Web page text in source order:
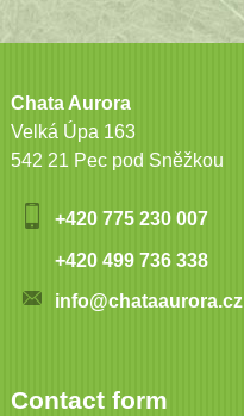
Chata Aurora
Velká Úpa 163
542 21 Pec pod Sněžkou
+420 775 230 007
+420 499 736 338
info@chataaurora.cz
Contact form